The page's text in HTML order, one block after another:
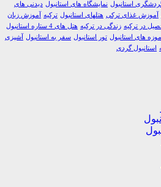
استانبول نمایشگاه های استانبول دیدنی های
غذای ترکی هتلهای استانبول ترکیه
آموزش زبان
زندگی در ترکیه
هتل های 4 ستاره استانبول
استانبول تور استانبول سفر به استانبول آشپزی
گردی